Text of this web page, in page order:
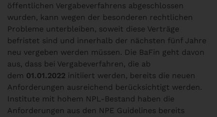
öffentlichen Vergabeverfahrens abgeschlossen
wurden, kann wegen der besonderen rechtlichen
Probleme unterbleiben, soweit diese Verträge
befristet sind und innerhalb der nächsten fünf Jahre
neu vergeben werden müssen. Die BaFin geht davon
aus, dass bei Vergabeverfahren, die ab
dem 01.01.2022 initiiert werden, bereits die neuen
Anforderungen ausreichend berücksichtigt werden.
Institute mit hohem NPL-Bestand haben die
Anforderungen aus den NPE Guidelines bereits